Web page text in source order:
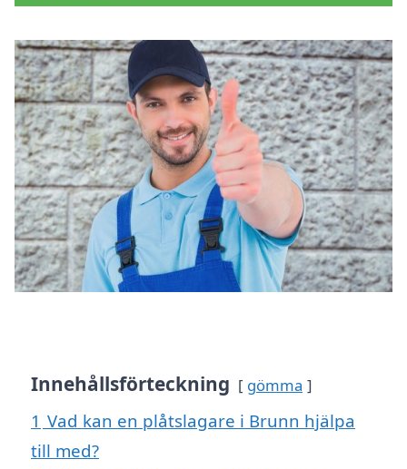
Innehållsförteckning gömma
1 Vad kan en plåtslagare i Brunn hjälpa
till med?